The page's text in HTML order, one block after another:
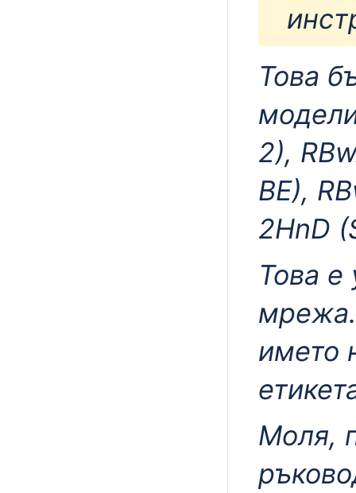
Това
2),
BE),
2HnD
Това е
мрежа.
името
Моля,